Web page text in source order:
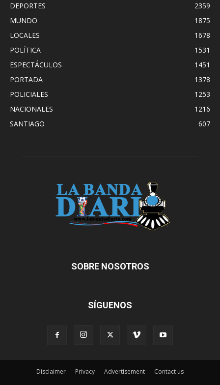
DEPORTES
2359
MUNDO
1875
LOCALES
1678
POLÍTICA
1531
ESPECTÁCULOS
1451
PORTADA
1378
POLICIALES
1253
NACIONALES
1216
SANTIAGO
607
SOBRE NOSOTROS
SÍGUENOS
Disclaimer Privacy Advertisement Contact us